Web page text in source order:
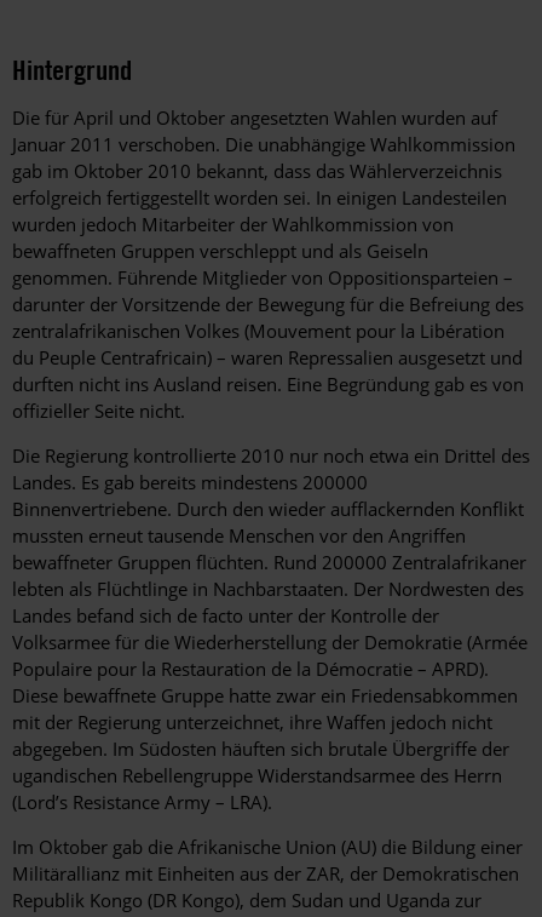
Hintergrund
Die für April und Oktober angesetzten Wahlen wurden auf
Januar 2011 verschoben. Die unabhängige Wahlkommission
gab im Oktober 2010 bekannt, dass das Wählerverzeichnis
erfolgreich fertiggestellt worden sei. In einigen Landesteilen
wurden jedoch Mitarbeiter der Wahlkommission von
bewaffneten Gruppen verschleppt und als Geiseln
genommen. Führende Mitglieder von Oppositionsparteien –
darunter der Vorsitzende der Bewegung für die Befreiung des
zentralafrikanischen Volkes (Mouvement pour la Libération
du Peuple Centrafricain) – waren Repressalien ausgesetzt und
durften nicht ins Ausland reisen. Eine Begründung gab es von
offizieller Seite nicht.
Die Regierung kontrollierte 2010 nur noch etwa ein Drittel des
Landes. Es gab bereits mindestens 200000
Binnenvertriebene. Durch den wieder aufflackernden Konflikt
mussten erneut tausende Menschen vor den Angriffen
bewaffneter Gruppen flüchten. Rund 200000 Zentralafrikaner
lebten als Flüchtlinge in Nachbarstaaten. Der Nordwesten des
Landes befand sich de facto unter der Kontrolle der
Volksarmee für die Wiederherstellung der Demokratie (Armée
Populaire pour la Restauration de la Démocratie – APRD).
Diese bewaffnete Gruppe hatte zwar ein Friedensabkommen
mit der Regierung unterzeichnet, ihre Waffen jedoch nicht
abgegeben. Im Südosten häuften sich brutale Übergriffe der
ugandischen Rebellengruppe Widerstandsarmee des Herrn
(Lord’s Resistance Army – LRA).
Im Oktober gab die Afrikanische Union (AU) die Bildung einer
Militärallianz mit Einheiten aus der ZAR, der Demokratischen
Republik Kongo (DR Kongo), dem Sudan und Uganda zur